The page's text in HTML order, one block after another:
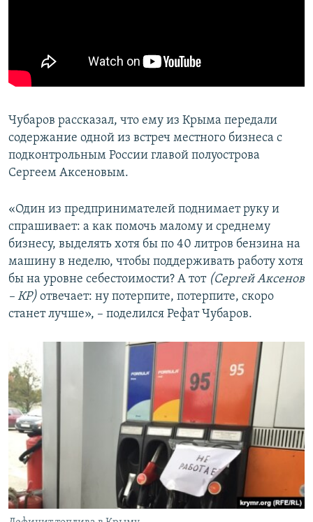
Чубаров рассказал, что ему из Крыма передали
содержание одной из встреч местного бизнеса с
подконтрольным России главой полуострова
Сергеем Аксеновым.
«Один из предпринимателей поднимает руку и
спрашивает: а как помочь малому и среднему
бизнесу, выделять хотя бы по 40 литров бензина на
машину в неделю, чтобы поддерживать работу хотя
бы на уровне себестоимости? А тот (Сергей Аксенов
– КР) отвечает: ну потерпите, потерпите, скоро
станет лучше», – поделился Рефат Чубаров.